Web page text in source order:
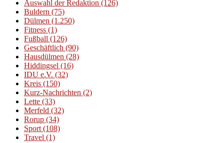
Auswahl der Redaktion (126)
Buldern (75)
Dülmen (1.250)
Fitness (1)
Fußball (126)
Geschäftlich (90)
Hausdülmen (28)
Hiddingsel (16)
IDU e.V. (32)
Kreis (150)
Kurz-Nachrichten (2)
Lette (33)
Merfeld (32)
Rorup (34)
Sport (108)
Travel (1)